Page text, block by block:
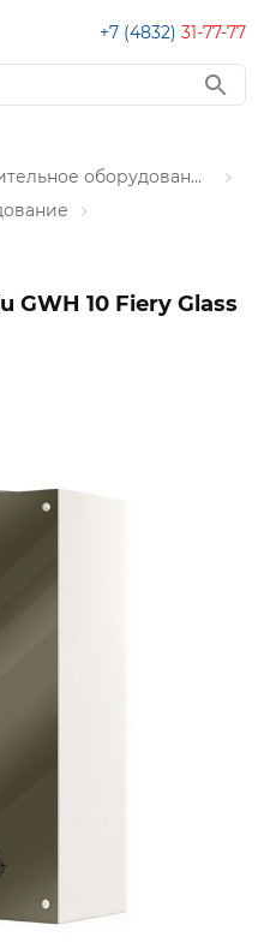
+7 (4832) 31-77-77
Вентиляция. Газовое и отопительное оборудование
GWH 10 Fiery Glass